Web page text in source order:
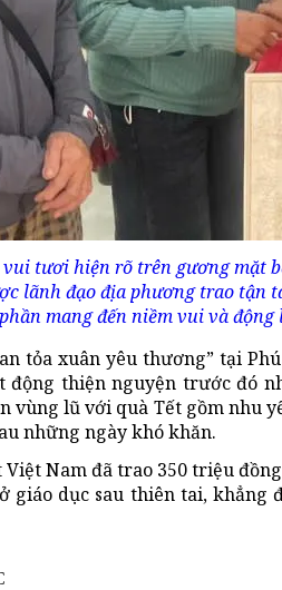
tươi hiện rõ trên gương mặt
lãnh đạo địa phương trao tận
phần mang đến niềm vui và động
tỏa xuân yêu thương” tại
động thiện nguyện trước đó
vùng lũ với quà Tết gồm nhu
những ngày khó khăn.
Việt Nam đã trao 350 triệu
giáo dục sau thiên tai,